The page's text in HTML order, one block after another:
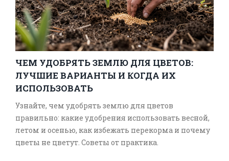
ЧЕМ УДОБРЯТЬ ЗЕМЛЮ ДЛЯ ЦВЕТОВ:
ЛУЧШИЕ ВАРИАНТЫ И КОГДА ИХ
ИСПОЛЬЗОВАТЬ
Узнайте, чем удобрять землю для цветов
правильно: какие удобрения использовать весной,
летом и осенью, как избежать перекорма и почему
цветы не цветут. Советы от практика.